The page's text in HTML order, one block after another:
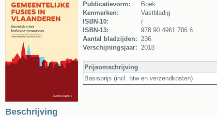
Publicatievorm:
Boek
Kenmerken:
Vastbladig
ISBN-10:
/
ISBN-13:
978 90 4961 706 6
Aantal bladzijden: 236
Verschijningsjaar: 2018
Prijsomschrijving
Basisprijs (incl. btw en verzendkosten)
Beschrijving